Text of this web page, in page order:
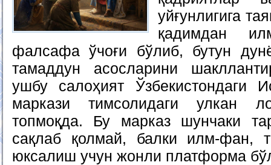
уйғунлигига
қадимдан
фалсафа ўчоғи бўлиб, бутун
тамаддун асосларини
ушбу салоҳият Ўзбекистондаги
маркази тимсолидаги улкан
топмоқда. Бу марказ шунчаки
сақлаб қолмай, балки илм-фан,
юксалиш учун жонли платформа